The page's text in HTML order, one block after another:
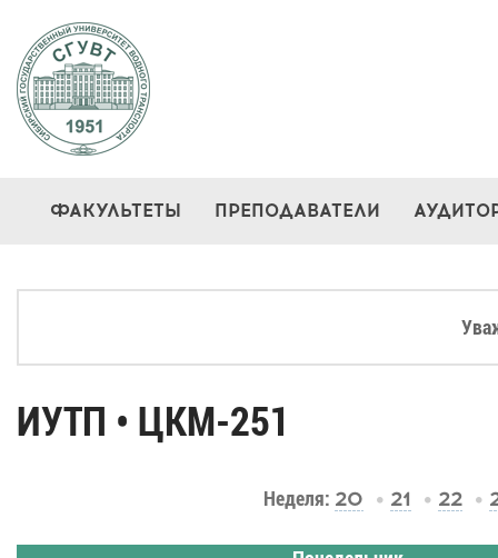
ФАКУЛЬТЕТЫ ПРЕПОДАВАТЕЛИ
ИУТП • ЦКМ-251
Неделя: 20 21 22